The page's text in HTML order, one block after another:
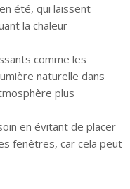
été, qui laissent
la chaleur
comme les
naturelle dans
plus
en évitant de placer
fenêtres, car cela peut